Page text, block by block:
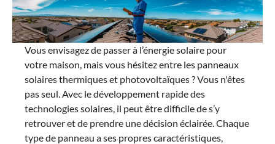
Vous envisagez de passer à l’énergie solaire pour
votre maison, mais vous hésitez entre les panneaux
solaires thermiques et photovoltaïques ? Vous n'êtes
pas seul. Avec le développement rapide des
technologies solaires, il peut être difficile de s’y
retrouver et de prendre une décision éclairée. Chaque
type de panneau a ses propres caractéristiques,